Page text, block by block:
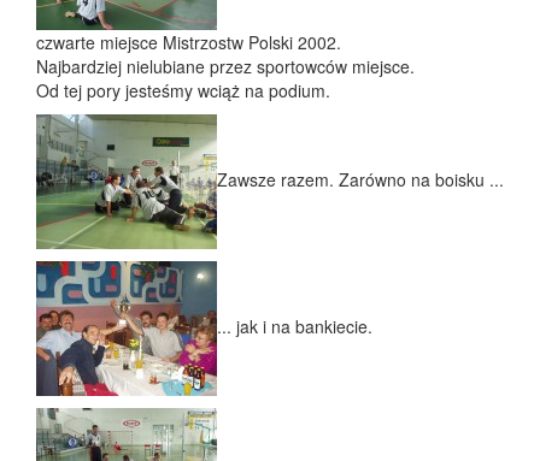
czwarte miejsce Mistrzostw Polski 2002.
Najbardziej nielubiane przez sportowców miejsce.
Od tej pory jesteśmy wciąż na podium.
Zawsze razem. Zarówno na boisku ...
... jak i na bankiecie.